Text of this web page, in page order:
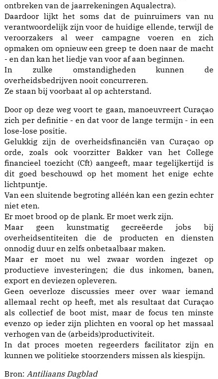
ontbreken van de jaarrekeningen Aqualectra).
Daardoor lijkt het soms dat de puinruimers van nu
verantwoordelijk zijn voor de huidige ellende, terwijl de
veroorzakers al weer campagne voeren en zich
opmaken om opnieuw een greep te doen naar de macht
- en dan kan het liedje van voor af aan beginnen.
In zulke omstandigheden kunnen de
overheidsbedrijven nooit concurreren.
Ze staan bij voorbaat al op achterstand.
Door op deze weg voort te gaan, manoeuvreert Curaçao
zich per definitie - en dat voor de lange termijn - in een
lose-lose positie.
Gelukkig zijn de overheidsfinanciën van Curaçao op
orde, zoals ook voorzitter Bakker van het College
financieel toezicht (Cft) aangeeft, maar tegelijkertijd is
dit goed beschouwd op het moment het enige echte
lichtpuntje.
Van een sluitende begroting alléén kan een gezin echter
niet eten.
Er moet brood op de plank. Er moet werk zijn.
Maar geen kunstmatig gecreëerde jobs bij
overheidsentiteiten die de producten en diensten
onnodig duur en zelfs onbetaalbaar maken.
Maar er moet nu wel zwaar worden ingezet op
productieve investeringen; die dus inkomen, banen,
export en deviezen opleveren.
Geen oeverloze discussies meer over waar iemand
allemaal recht op heeft, met als resultaat dat Curaçao
als collectief de boot mist, maar de focus ten minste
evenzo op ieder zijn plichten en vooral op het massaal
verhogen van de (arbeids)productiviteit.
In dat proces moeten regeerders facilitator zijn en
kunnen we politieke stoorzenders missen als kiespijn.
Bron: Antiliaans Dagblad